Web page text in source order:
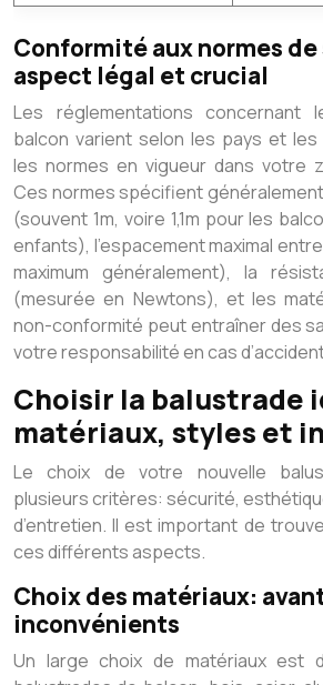
Conformité aux normes
aspect légal et crucial
Les réglementations concernant
balcon varient selon les pays et
les normes en vigueur dans votre
Ces normes spécifient
(souvent 1m, voire 1,1m pour les
enfants), l’espacement maximal
maximum généralement), la
(mesurée en Newtons), et les
non-conformité peut entraîner des
votre responsabilité en cas
Choisir la balustrade
matériaux, styles et
Le choix de votre nouvelle
plusieurs critères: sécurité,
d’entretien. Il est important de
ces différents aspects.
Choix des matériaux:
inconvénients
Un large choix de matériaux est